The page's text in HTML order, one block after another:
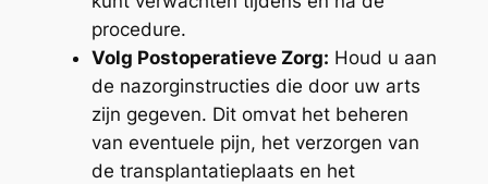
procedure.
Volg Postoperatieve Zorg: Houd u aan
de nazorginstructies die door uw arts
zijn gegeven. Dit omvat het beheren
van eventuele pijn, het verzorgen van
de transplantatieplaats en het